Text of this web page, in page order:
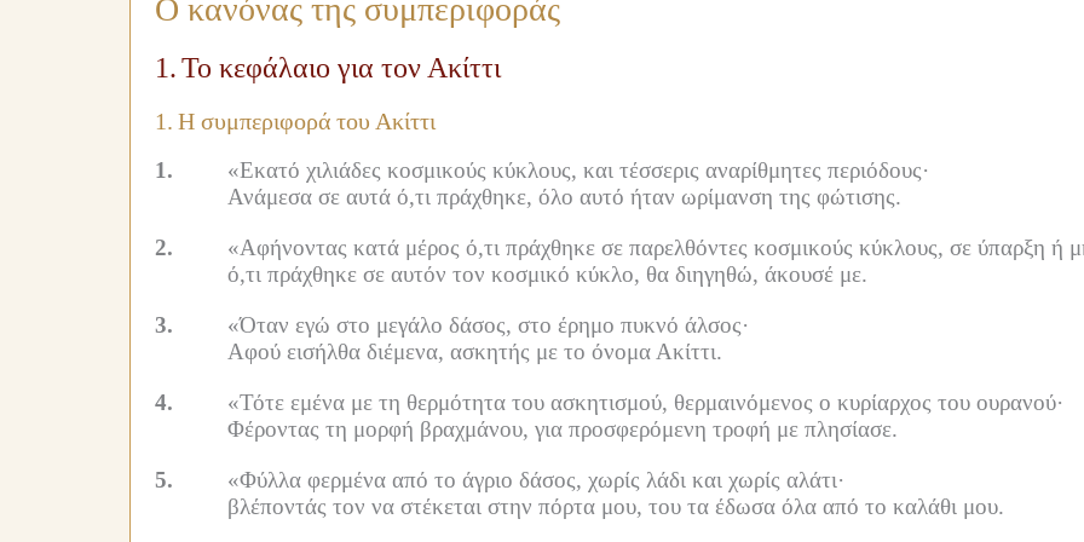
Ο κανόνας της συμπεριφοράς
1.Το κεφάλαιο για τον Ακίττι
1. Η συμπεριφορά του Ακίττι
1.
«Εκατό χιλιάδες κοσμικούς κύκλους, και τέσσερις αναρίθμητες περιόδους·
Ανάμεσα σε αυτά ό,τι πράχθηκε, όλο αυτό ήταν ωρίμανση της φώτισης.
2.
«Αφήνοντας κατά μέρος ό,τι πράχθηκε σε παρελθόντες κοσμικούς κύκλους, σε ύπαρξη ή
ό,τι πράχθηκε σε αυτόν τον κοσμικό κύκλο, θα διηγηθώ, άκουσέ με.
3.
«Όταν εγώ στο μεγάλο δάσος, στο έρημο πυκνό άλσος·
Αφού εισήλθα διέμενα, ασκητής με το όνομα Ακίττι.
4.
«Τότε εμένα με τη θερμότητα του ασκητισμού, θερμαινόμενος ο κυρίαρχος του ουρανού·
Φέροντας τη μορφή βραχμάνου, για προσφερόμενη τροφή με πλησίασε.
5.
«Φύλλα φερμένα από το άγριο δάσος, χωρίς λάδι και χωρίς αλάτι·
βλέποντάς τον να στέκεται στην πόρτα μου, του τα έδωσα όλα από το καλάθι μου.